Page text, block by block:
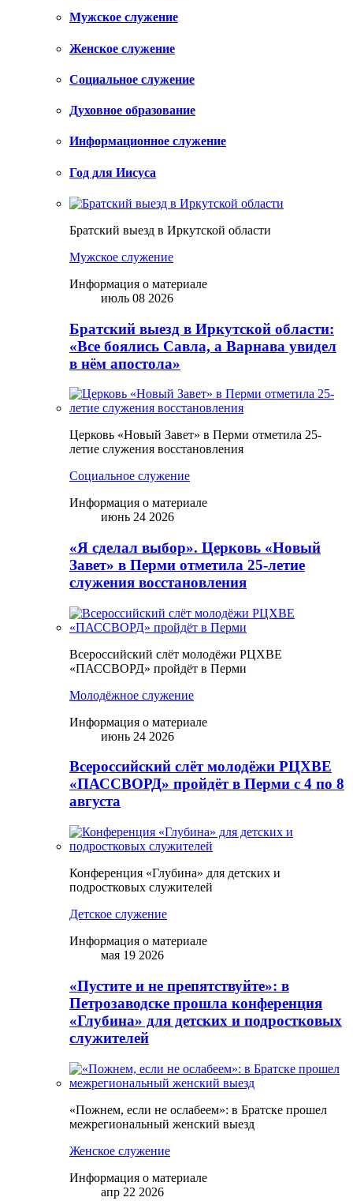
Мужское служение
Женское служение
Социальное служение
Духовное образование
Информационное служение
Год для Иисуса
Братский выезд в Иркутской области
Мужское служение
Информация о материале
июль 08 2026
Братский выезд в Иркутской области:
«Все боялись Савла, а Варнава увидел
в нём апостола»
Церковь «Новый Завет» в Перми отметила 25-
летие служения восстановления
Социальное служение
Информация о материале
июнь 24 2026
«Я сделал выбор». Церковь «Новый
Завет» в Перми отметила 25-летие
служения восстановления
Всероссийский слёт молодёжи РЦХВЕ
«ПАССВОРД» пройдёт в Перми
Молодёжное служение
Информация о материале
июнь 24 2026
Всероссийский слёт молодёжи РЦХВЕ
«ПАССВОРД» пройдёт в Перми с 4 по 8
августа
Конференция «Глубина» для детских и
подростковых служителей
Детское служение
Информация о материале
мая 19 2026
«Пустите и не препятствуйте»: в
Петрозаводске прошла конференция
«Глубина» для детских и подростковых
служителей
«Пожнем, если не ослабеем»: в Братске прошел
межрегиональный женский выезд
Женское служение
Информация о материале
апр 22 2026